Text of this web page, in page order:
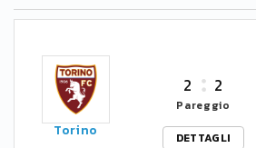
Torino
2 2
Pareggio
DETTAGLI